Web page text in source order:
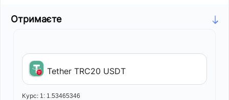
Отримаєте
Tether TRC20 USDT
Курс: 1: 1.53465346